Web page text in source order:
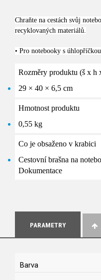
Chraňte na cestách svůj
recyklovaných materiálů.
• Pro notebooky s
Rozměry produktu (š x h
29 × 40 × 6,5 cm
Hmotnost produktu
0,55 kg
Co je obsaženo v krabici
Cestovní brašna na
Dokumentace
PARAMETRY
Barva